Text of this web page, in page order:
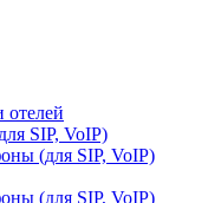
отелей
SIP, VoIP)
(для SIP, VoIP)
(для SIP, VoIP)